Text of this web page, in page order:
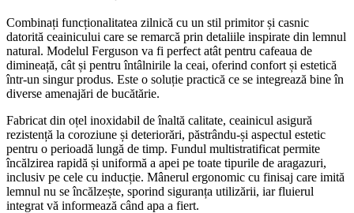
Combinați funcționalitatea zilnică cu un stil primitor și casnic
datorită ceainicului care se remarcă prin detaliile inspirate din lemnul
natural. Modelul Ferguson va fi perfect atât pentru cafeaua de
dimineață, cât și pentru întâlnirile la ceai, oferind confort și estetică
într-un singur produs. Este o soluție practică ce se integrează bine în
diverse amenajări de bucătărie.
Fabricat din oțel inoxidabil de înaltă calitate, ceainicul asigură
rezistență la coroziune și deteriorări, păstrându-și aspectul estetic
pentru o perioadă lungă de timp. Fundul multistratificat permite
încălzirea rapidă și uniformă a apei pe toate tipurile de aragazuri,
inclusiv pe cele cu inducție. Mânerul ergonomic cu finisaj care imită
lemnul nu se încălzește, sporind siguranța utilizării, iar fluierul
integrat vă informează când apa a fiert.